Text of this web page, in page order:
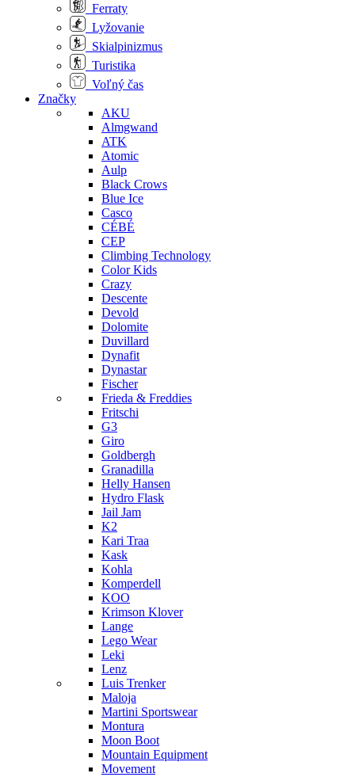
Ferraty
Lyžovanie
Skialpinizmus
Turistika
Voľný čas
Značky
AKU
Almgwand
ATK
Atomic
Aulp
Black Crows
Blue Ice
Casco
CÉBÉ
CEP
Climbing Technology
Color Kids
Crazy
Descente
Devold
Dolomite
Duvillard
Dynafit
Dynastar
Fischer
Frieda & Freddies
Fritschi
G3
Giro
Goldbergh
Granadilla
Helly Hansen
Hydro Flask
Jail Jam
K2
Kari Traa
Kask
Kohla
Komperdell
KOO
Krimson Klover
Lange
Lego Wear
Leki
Lenz
Luis Trenker
Maloja
Martini Sportswear
Montura
Moon Boot
Mountain Equipment
Movement